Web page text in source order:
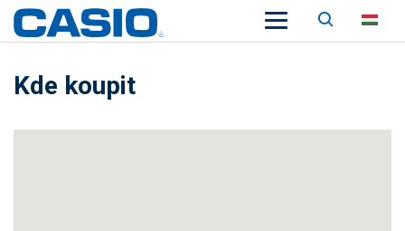
Keresés
Kde koupit